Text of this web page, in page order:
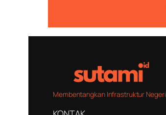
Membentangkan Infrastruktur Negeri